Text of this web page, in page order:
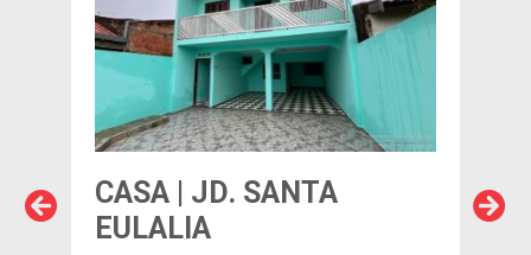
CASA | JD. SANTA
EULALIA